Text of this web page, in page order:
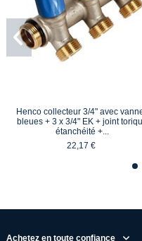
Henco collecteur 3/4" avec
bleues + 3 x 3/4" EK + joint
étanchéité +...
22,17 €
Achetez en toute confiance